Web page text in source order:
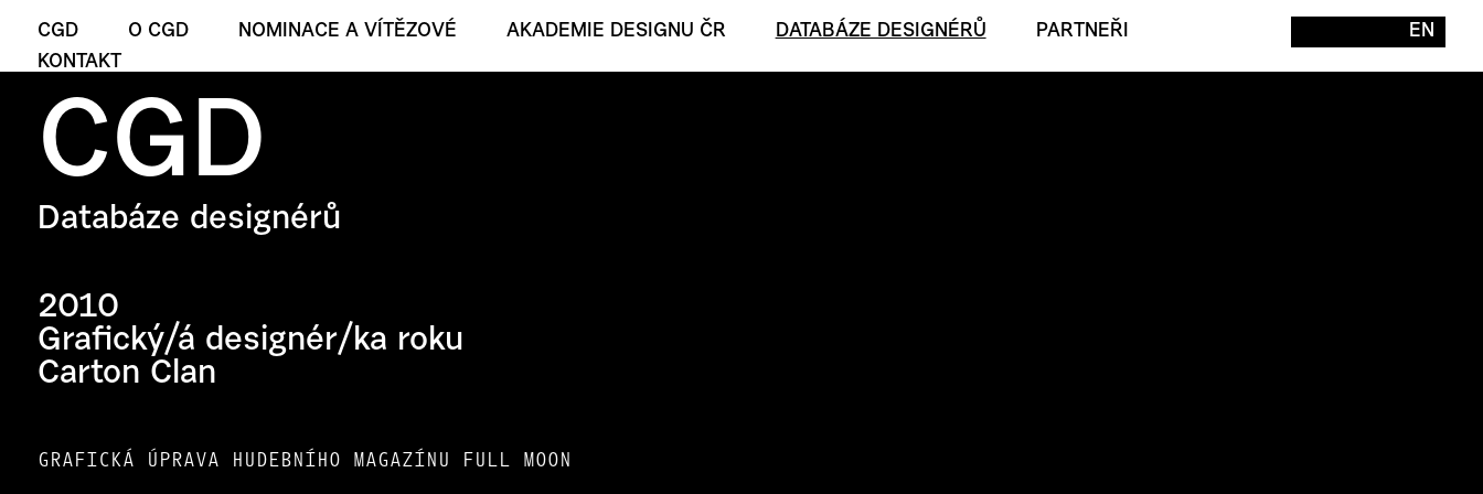
CGD O CGD NOMINACE A VÍTĚZOVÉ AKADEMIE DESIGNU ČR DATABÁZE DESIGNÉRŮ
PARTNEŘI
KONTAKT
EN
CGD
Databáze designérů
2010
Grafický/á designér/ka roku
Carton Clan
GRAFICKÁ ÚPRAVA HUDEBNÍHO MAGAZÍNU FULL MOON